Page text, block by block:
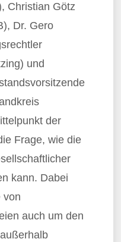
Christian Götz
Dr. Gero
und
der
Frage, wie die
kann. Dabei
von
auch um den